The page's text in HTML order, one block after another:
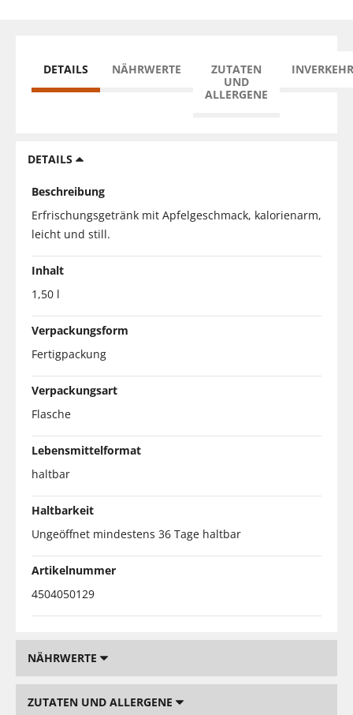
DETAILS NÄHRWERTE
ZUTATEN
UND
ALLERGENE
DETAILS
Beschreibung
Erfrischungsgetränk mit Apfelgeschmack, kalorienarm,
leicht und still.
Inhalt
1,50 l
Verpackungsform
Fertigpackung
Verpackungsart
Flasche
Lebensmittelformat
haltbar
Haltbarkeit
Ungeöffnet mindestens 36 Tage haltbar
Artikelnummer
4504050129
NÄHRWERTE
ZUTATEN UND ALLERGENE